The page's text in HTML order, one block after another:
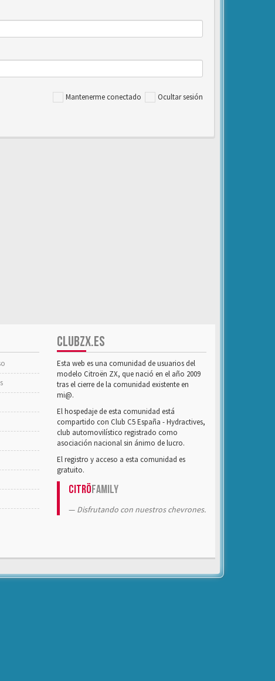
Mantenerme conectado Ocultar sesión
CLUBZX.ES
Esta web es una comunidad de usuarios del
modelo Citroën ZX, que nació en el año 2009
tras el cierre de la comunidad existente en
mi@.
El hospedaje de esta comunidad está
compartido con Club C5 España - Hydractives,
club automovilístico registrado como
asociación nacional sin ánimo de lucro.
El registro y acceso a esta comunidad es
gratuito.
CitröFamily
Disfrutando con nuestros chevrones.